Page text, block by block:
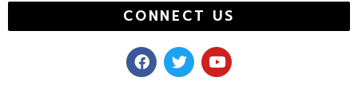
CONNECT US
F
a
c
T
w
i
Y
o
u